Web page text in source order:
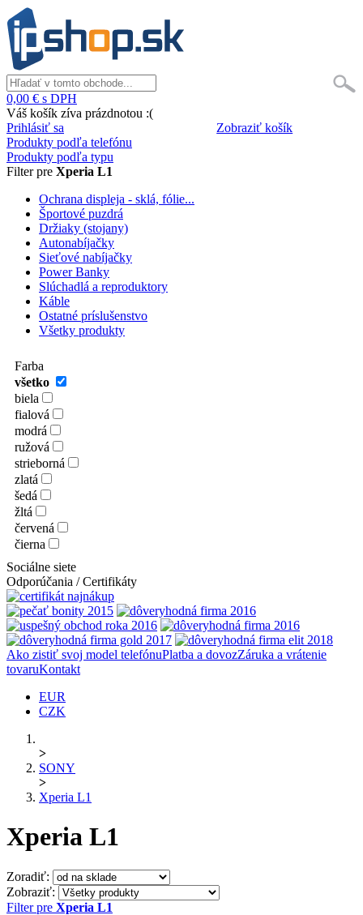
0,00 € s DPH
Váš košík zíva prázdnotou :(
Zobraziť košík
Prihlásiť sa
Produkty podľa telefónu
Produkty podľa typu
Filter pre Xperia L1
Ochrana displeja - sklá, fólie...
Športové puzdrá
Držiaky (stojany)
Autonabíjačky
Sieťové nabíjačky
Power Banky
Slúchadlá a reproduktory
Káble
Ostatné príslušenstvo
Všetky produkty
Farba
všetko
biela
fialová
modrá
ružová
strieborná
zlatá
šedá
žltá
červená
čierna
Sociálne siete
Odporúčania / Certifikáty
Ako zistiť svoj model telefónuPlatba a dovozZáruka a vrátenie
tovaruKontakt
EUR
CZK
>
SONY
>
Xperia L1
Xperia L1
Zoradiť:
Zobraziť:
Filter pre Xperia L1